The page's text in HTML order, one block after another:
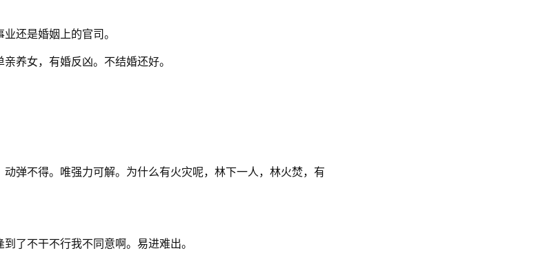
还是婚姻上的官司。
养女，有婚反凶。不结婚还好。
弹不得。唯强力可解。为什么有火灾呢，林下一人，林火焚，有
了不干不行我不同意啊。易进难出。